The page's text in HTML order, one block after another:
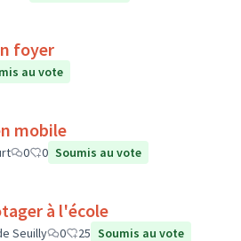
foyer
au vote
mobile
0 0 Soumis au vote
à l'école
Seuilly 0 25 Soumis au vote